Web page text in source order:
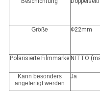
Größe Φ22mm
Polarisierte Filmmarke NITTO
Kann besonders
angefertigt werden
Ja